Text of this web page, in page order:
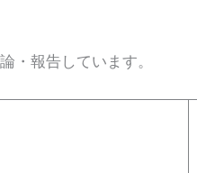
・報告しています。